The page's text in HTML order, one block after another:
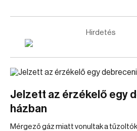
Hirdetés
Jelzett az érzékelő egy
házban
Mérgező gáz miatt vonultak a